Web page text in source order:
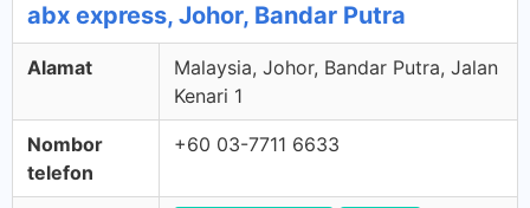
abx express, Johor, Bandar Putra
Alamat
Malaysia, Johor, Bandar Putra, Jalan
Kenari 1
Nombor
telefon
+60 03-7711 6633